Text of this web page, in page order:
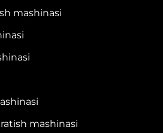
mashinasi
mashinasi